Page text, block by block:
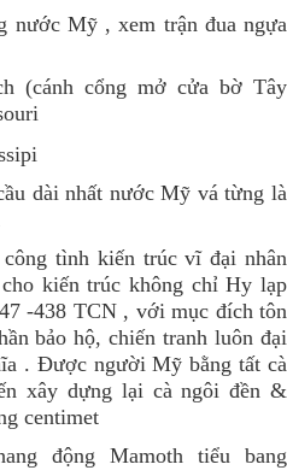
nước Mỹ , xem trận đua ngựa
(cánh cổng mở cửa bờ Tây
dài nhất nước Mỹ vá từng là
tình kiến trúc vĩ đại nhân
kiến trúc không chỉ Hy lạp
-438 TCN , với mục đích tôn
bảo hộ, chiến tranh luôn đại
. Được người Mỹ bằng tất cà
xây dựng lại cà ngôi đền &
centimet
động Mamoth tiểu bang